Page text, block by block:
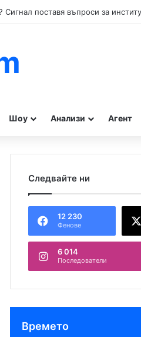
Шоу Анализи Агент
Следвайте ни
12 230
Фенове
6 014
Последователи
Времето